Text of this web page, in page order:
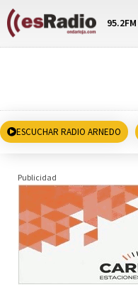
95.2FM
ESCUCHAR RADIO ARNEDO
Publicidad